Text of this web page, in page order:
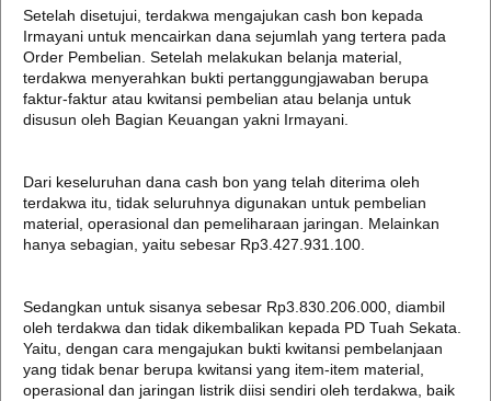
Setelah disetujui, terdakwa mengajukan cash bon kepada
Irmayani untuk mencairkan dana sejumlah yang tertera pada
Order Pembelian. Setelah melakukan belanja material,
terdakwa menyerahkan bukti pertanggungjawaban berupa
faktur-faktur atau kwitansi pembelian atau belanja untuk
disusun oleh Bagian Keuangan yakni Irmayani.
Dari keseluruhan dana cash bon yang telah diterima oleh
terdakwa itu, tidak seluruhnya digunakan untuk pembelian
material, operasional dan pemeliharaan jaringan. Melainkan
hanya sebagian, yaitu sebesar Rp3.427.931.100.
Sedangkan untuk sisanya sebesar Rp3.830.206.000, diambil
oleh terdakwa dan tidak dikembalikan kepada PD Tuah Sekata.
Yaitu, dengan cara mengajukan bukti kwitansi pembelanjaan
yang tidak benar berupa kwitansi yang item-item material,
operasional dan jaringan listrik diisi sendiri oleh terdakwa, baik